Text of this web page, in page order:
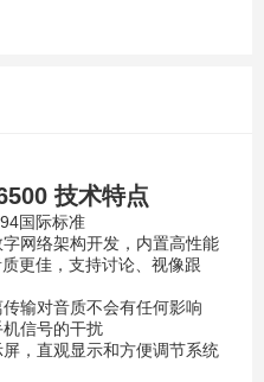
技术特点
国际标准
网络架构开发，内置高性能
更佳，支持讨论、视像跟
输对音质不会有任何影响
信号的干扰
，直观显示和方便调节系统